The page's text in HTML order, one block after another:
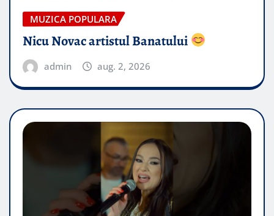
MUZICA POPULARA
Nicu Novac artistul Banatului
admin aug. 2, 2026